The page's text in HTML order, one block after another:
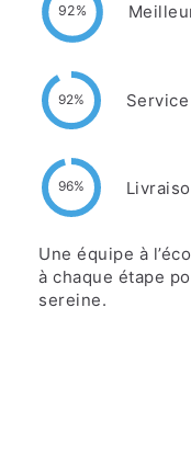
92%
92%
96%
Une équipe à
à chaque étape
sereine.